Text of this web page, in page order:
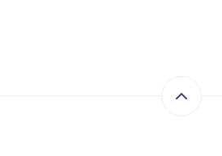
Retour